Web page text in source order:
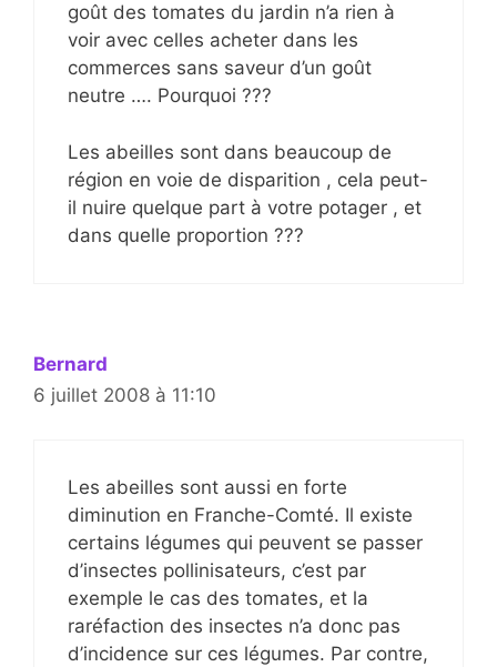
goût des tomates du jardin n’a rien à
voir avec celles acheter dans les
commerces sans saveur d’un goût
neutre …. Pourquoi ???
Les abeilles sont dans beaucoup de
région en voie de disparition , cela peut-
il nuire quelque part à votre potager , et
dans quelle proportion ???
Bernard
6 juillet 2008 à 11:10
Les abeilles sont aussi en forte
diminution en Franche-Comté. Il existe
certains légumes qui peuvent se passer
d’insectes pollinisateurs, c’est par
exemple le cas des tomates, et la
raréfaction des insectes n’a donc pas
d’incidence sur ces légumes. Par contre,